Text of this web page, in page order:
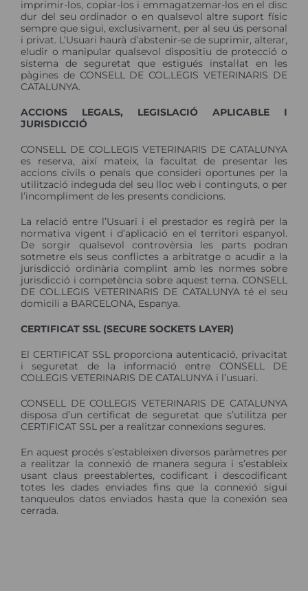
imprimir-los, copiar-los i emmagatzemar-los en el disc
dur del seu ordinador o en qualsevol altre suport físic
sempre que sigui, exclusivament, per al seu ús personal
i privat. L’Usuari haurà d’abstenir-se de suprimir, alterar,
eludir o manipular qualsevol dispositiu de protecció o
sistema de seguretat que estigués instal·lat en les
pàgines de CONSELL DE COL.LEGIS VETERINARIS DE
CATALUNYA.
ACCIONS LEGALS, LEGISLACIÓ APLICABLE I
JURISDICCIÓ
CONSELL DE COL.LEGIS VETERINARIS DE CATALUNYA
es reserva, així mateix, la facultat de presentar les
accions civils o penals que consideri oportunes per la
utilització indeguda del seu lloc web i continguts, o per
l’incompliment de les presents condicions.
La relació entre l’Usuari i el prestador es regirà per la
normativa vigent i d’aplicació en el territori espanyol.
De sorgir qualsevol controvèrsia les parts podran
sotmetre els seus conflictes a arbitratge o acudir a la
jurisdicció ordinària complint amb les normes sobre
jurisdicció i competència sobre aquest tema. CONSELL
DE COL.LEGIS VETERINARIS DE CATALUNYA té el seu
domicili a BARCELONA, Espanya.
CERTIFICAT SSL (SECURE SOCKETS LAYER)
El CERTIFICAT SSL proporciona autenticació, privacitat
i seguretat de la informació entre CONSELL DE
COL·LEGIS VETERINARIS DE CATALUNYA i l’usuari.
CONSELL DE COL·LEGIS VETERINARIS DE CATALUNYA
disposa d’un certificat de seguretat que s’utilitza per
CERTIFICAT SSL per a realitzar connexions segures.
En aquest procés s’estableixen diversos paràmetres per
a realitzar la connexió de manera segura i s’estableix
usant claus preestablertes, codificant i descodificant
totes les dades enviades fins que la connexió sigui
tanqueulos datos enviados hasta que la conexión sea
cerrada.